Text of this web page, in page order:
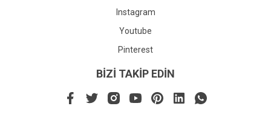
Instagram
Youtube
Pinterest
BİZİ TAKİP EDİN